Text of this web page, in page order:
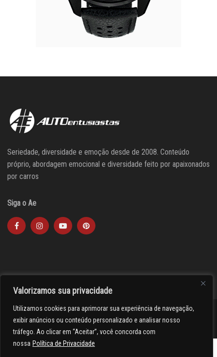
Valorizamos sua privacidade
Utilizamos cookies para aprimorar sua experiência de navegação,
exibir anúncios ou conteúdo personalizado e analisar nosso
tráfego. Ao clicar em “Aceitar”, você concorda com
nossa Política de Privacidade
Seriedade, diversidade e emoção desde de 2008. Conteúdo
próprio, abordagem emocional e diversidade feito por apaixonados
por carros
Siga o Ae
><(((º> 17